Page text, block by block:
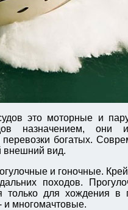
это моторные и
назначением, они
богатых.
внешний вид.
и гоночные.
походов.
только для хождения в
и многомачтовые.